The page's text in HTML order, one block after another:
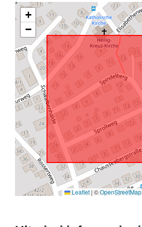
+
−
Leaflet | ©OpenStreetMap